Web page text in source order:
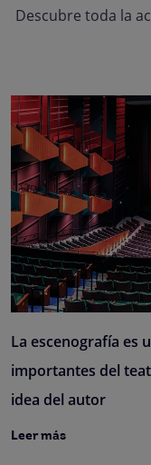
Descubre toda la
La escenografía es
importantes del
idea del autor
Leer más